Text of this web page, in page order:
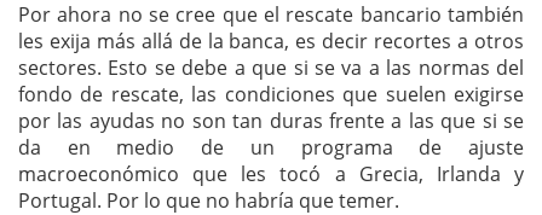
Por ahora no se cree que el rescate bancario también
les exija más allá de la banca, es decir recortes a otros
sectores. Esto se debe a que si se va a las normas del
fondo de rescate, las condiciones que suelen exigirse
por las ayudas no son tan duras frente a las que si se
da en medio de un programa de ajuste
macroeconómico que les tocó a Grecia, Irlanda y
Portugal. Por lo que no habría que temer.